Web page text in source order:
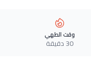
وقت الطهي
30 دقيقة